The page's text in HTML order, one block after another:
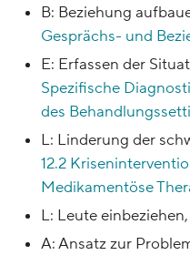
B: Beziehung
Gesprächs- und
E: Erfassen der
Spezifische
des
L: Linderung der
12.2
Medikamentöse
L: Leute
A: Ansatz zur